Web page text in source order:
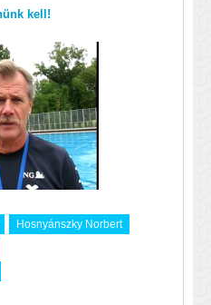
kell!
Hosnyánszky Norbert